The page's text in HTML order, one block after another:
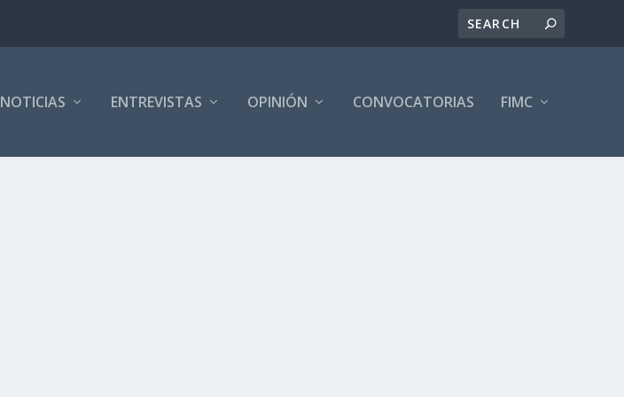
NOTICIAS ENTREVISTAS OPINIÓN CONVOCATORIAS FIMC